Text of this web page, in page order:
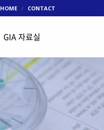
HOME CONTACT
GIA 자료실